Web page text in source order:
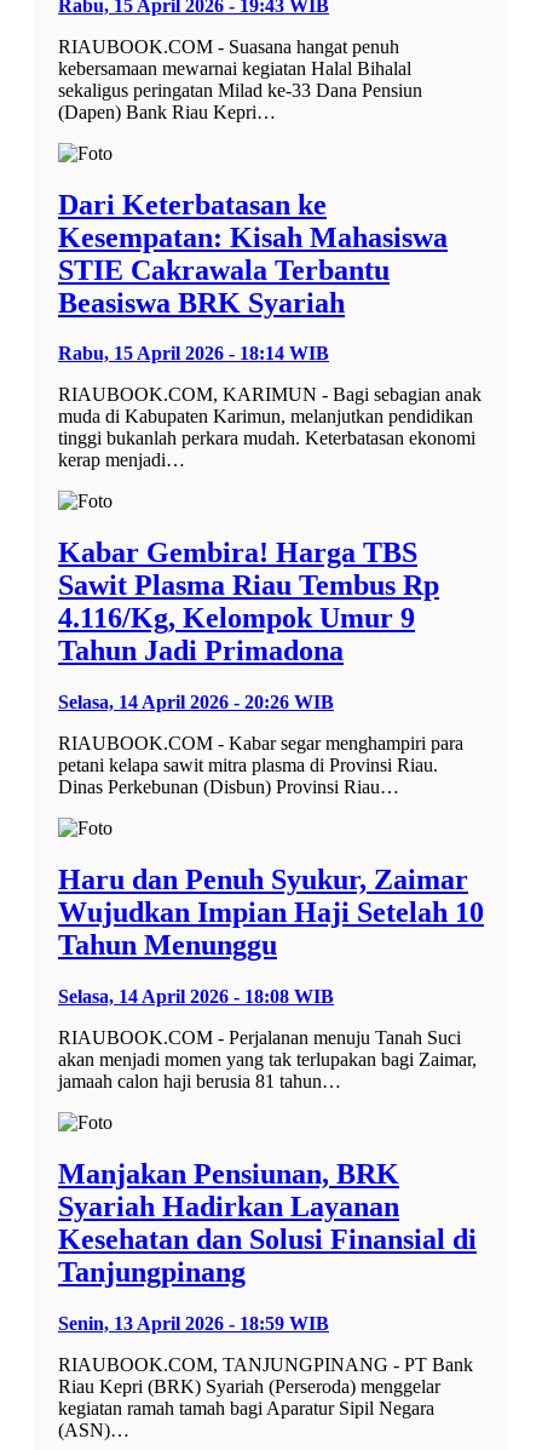
Rabu, 15 April 2026 - 19:43 WIB
RIAUBOOK.COM - Suasana hangat penuh
kebersamaan mewarnai kegiatan Halal Bihalal
sekaligus peringatan Milad ke-33 Dana Pensiun
(Dapen) Bank Riau Kepri…
Dari Keterbatasan ke
Kesempatan: Kisah Mahasiswa
STIE Cakrawala Terbantu
Beasiswa BRK Syariah
Rabu, 15 April 2026 - 18:14 WIB
RIAUBOOK.COM, KARIMUN - Bagi sebagian anak
muda di Kabupaten Karimun, melanjutkan pendidikan
tinggi bukanlah perkara mudah. Keterbatasan ekonomi
kerap menjadi…
Kabar Gembira! Harga TBS
Sawit Plasma Riau Tembus Rp
4.116/Kg, Kelompok Umur 9
Tahun Jadi Primadona
Selasa, 14 April 2026 - 20:26 WIB
RIAUBOOK.COM - Kabar segar menghampiri para
petani kelapa sawit mitra plasma di Provinsi Riau.
Dinas Perkebunan (Disbun) Provinsi Riau…
Haru dan Penuh Syukur, Zaimar
Wujudkan Impian Haji Setelah 10
Tahun Menunggu
Selasa, 14 April 2026 - 18:08 WIB
RIAUBOOK.COM - Perjalanan menuju Tanah Suci
akan menjadi momen yang tak terlupakan bagi Zaimar,
jamaah calon haji berusia 81 tahun…
Manjakan Pensiunan, BRK
Syariah Hadirkan Layanan
Kesehatan dan Solusi Finansial di
Tanjungpinang
Senin, 13 April 2026 - 18:59 WIB
RIAUBOOK.COM, TANJUNGPINANG - PT Bank
Riau Kepri (BRK) Syariah (Perseroda) menggelar
kegiatan ramah tamah bagi Aparatur Sipil Negara
(ASN)…